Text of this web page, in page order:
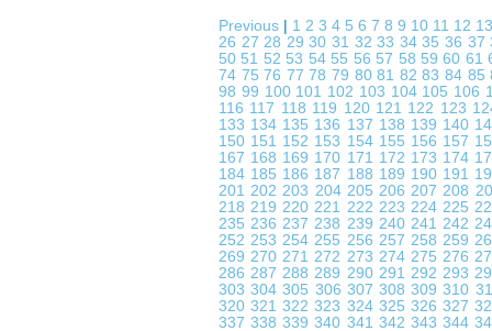
Previous 1 2 3 4 5 6 7 8 9 10 11 12
26 2728 293031 3233 343536 37
50 51 52 53 54 55 56 57 58 5960 61
74 7576 777879 8081 828384 85
98 99 100 101 102 103 104 105 106
116 117 118 119 120 121 122 123
133 134 135 136 137 138 139 140
150 151 152 153 154 155 156 157
167 168 169 170 171 172 173 174
184 185 186 187 188 189 190 191
201202203 204 205 206207208
218219220221 222 223 224 225
235236237238 239 240 241 242
252253254255 256 257 258 259
269270271272 273 274 275 276
286287288289 290 291 292 293
303304305 306 307 308309310
320321322323 324 325 326 327
337338339340 341 342 343 344